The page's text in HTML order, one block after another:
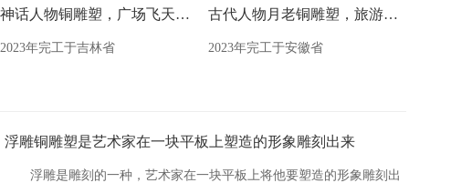
神话人物铜雕塑，广场飞天铜雕塑制造商
2023年完工于吉林省
古代人物月老铜雕塑，旅游区景观雕塑
2023年完工于安徽省
浮雕铜雕塑是艺术家在一块平板上塑造的形象雕刻出来
浮雕是雕刻的一种，艺术家在一块平板上将他要塑造的形象雕刻出